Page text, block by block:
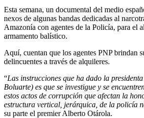
Esta semana, un documental del medio
nexos de algunas bandas dedicadas al
Amazonía con agentes de la Policía, para el
armamento balístico.
Aquí, cuentan que los agentes PNP brindan
delincuentes a través de alquileres.
“Las instrucciones que ha dado la
Boluarte) es que se investigue y se
estos actos de corrupción que afectan la
estructura vertical, jerárquica, de la policía
su parte el premier Alberto Otárola.